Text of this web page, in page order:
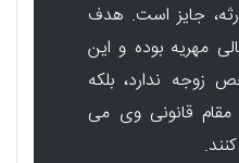
جایز است. هدف
مهریه بوده و این
ندارد، بلکه
مقام قانونی وی می